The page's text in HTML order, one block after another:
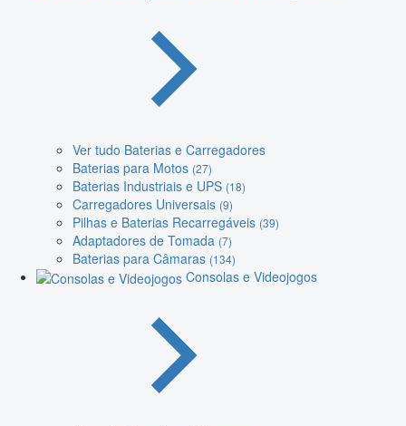
Ver tudo Baterias e Carregadores
Baterias para Motos (27)
Baterias Industriais e UPS (18)
Carregadores Universais (9)
Pilhas e Baterias Recarregáveis (39)
Adaptadores de Tomada (7)
Baterias para Câmaras (134)
Consolas e Videojogos